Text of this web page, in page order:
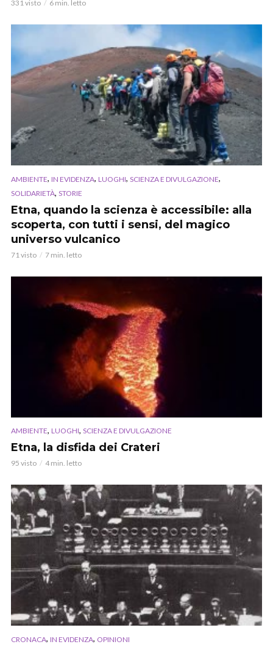
331 visto 6 min. letto
AMBIENTE, IN EVIDENZA, LUOGHI, SCIENZA E DIVULGAZIONE,
SOLIDARIETÀ, STORIE
Etna, quando la scienza è accessibile: alla
scoperta, con tutti i sensi, del magico
universo vulcanico
71 visto 7 min. letto
AMBIENTE, LUOGHI, SCIENZA E DIVULGAZIONE
Etna, la disfida dei Crateri
95 visto 4 min. letto
CRONACA, IN EVIDENZA, OPINIONI